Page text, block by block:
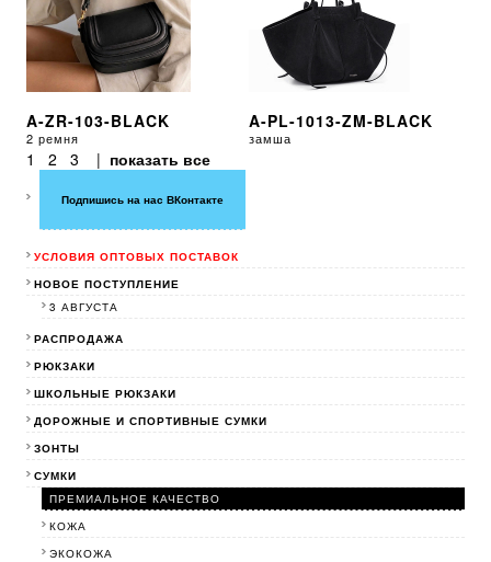
A-ZR-103-BLACK
2 ремня
A-PL-1013-ZM-BLACK
замша
1 2 3 | показать все
Подпишись на нас ВКонтакте
УСЛОВИЯ ОПТОВЫХ ПОСТАВОК
НОВОЕ ПОСТУПЛЕНИЕ
3 АВГУСТА
РАСПРОДАЖА
РЮКЗАКИ
ШКОЛЬНЫЕ РЮКЗАКИ
ДОРОЖНЫЕ И СПОРТИВНЫЕ СУМКИ
ЗОНТЫ
СУМКИ
ПРЕМИАЛЬНОЕ КАЧЕСТВО
КОЖА
ЭКОКОЖА